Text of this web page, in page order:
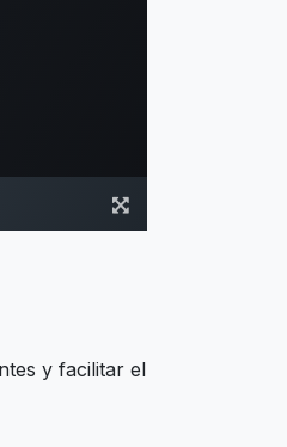
y facilitar el